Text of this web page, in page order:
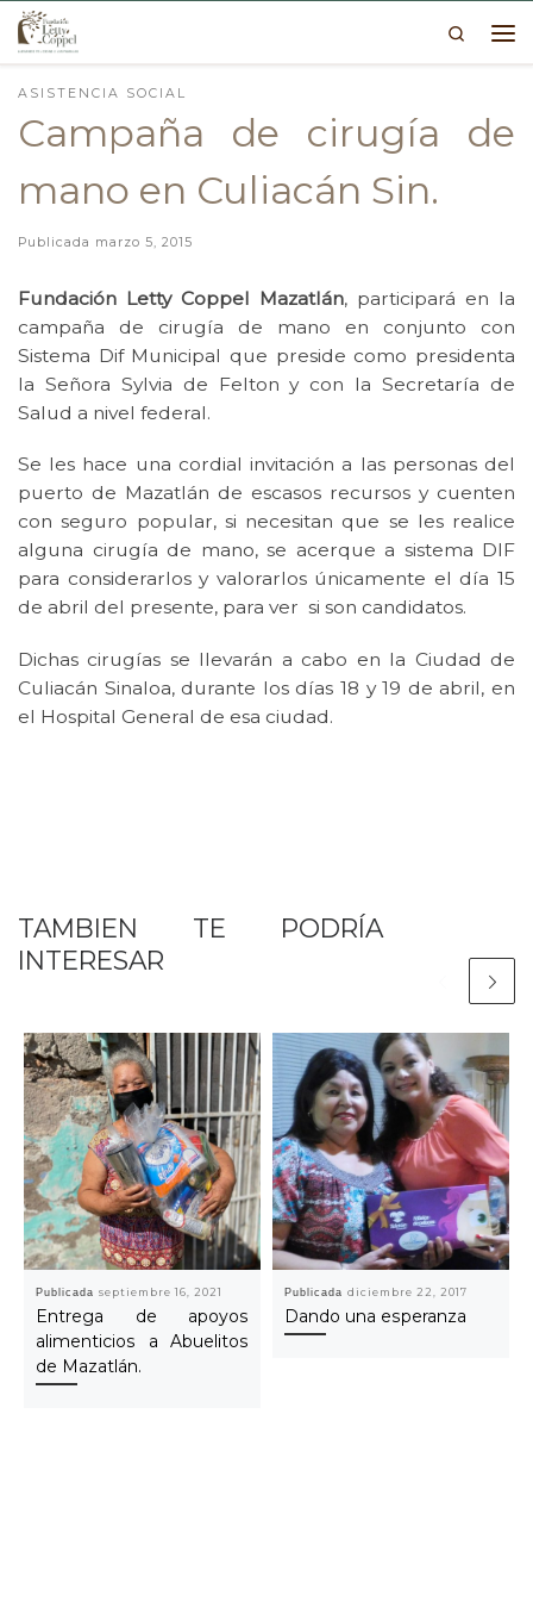
Skip to content
Search
ASISTENCIA SOCIAL
Campaña de cirugía de
mano en Culiacán Sin.
Publicada marzo 5, 2015
Fundación Letty Coppel Mazatlán, participará en la
campaña de cirugía de mano en conjunto con
Sistema Dif Municipal que preside como presidenta
la Señora Sylvia de Felton y con la Secretaría de
Salud a nivel federal.
Se les hace una cordial invitación a las personas del
puerto de Mazatlán de escasos recursos y cuenten
con seguro popular, si necesitan que se les realice
alguna cirugía de mano, se acerque a sistema DIF
para considerarlos y valorarlos únicamente el día 15
de abril del presente, para ver si son candidatos.
Dichas cirugías se llevarán a cabo en la Ciudad de
Culiacán Sinaloa, durante los días 18 y 19 de abril, en
el Hospital General de esa ciudad.
TAMBIEN TE PODRÍA
INTERESAR
Publicadaseptiembre 16, 2021
Entrega de apoyos
alimenticios a Abuelitos
de Mazatlán.
Publicadadiciembre 22, 2017
Dando una esperanza